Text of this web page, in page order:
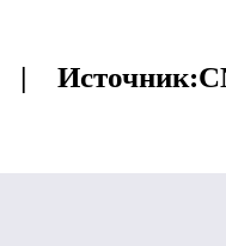
| Источник: